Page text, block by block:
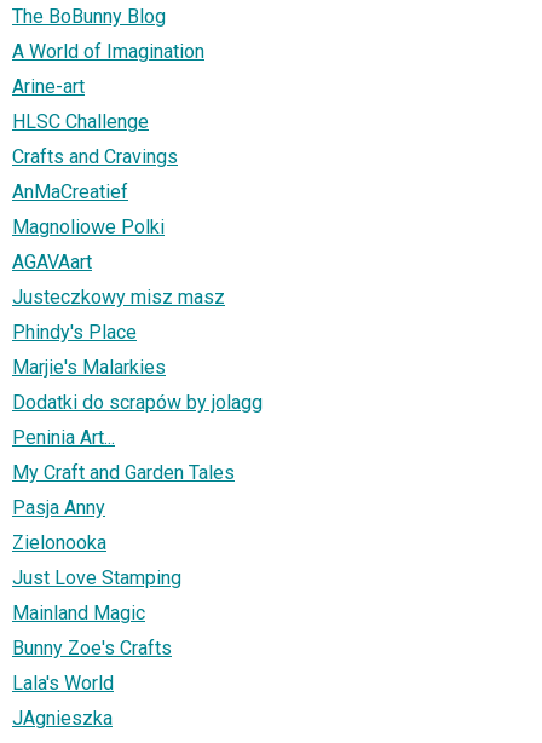
The BoBunny Blog
A World of Imagination
Arine-art
HLSC Challenge
Crafts and Cravings
AnMaCreatief
Magnoliowe Polki
AGAVAart
Justeczkowy misz masz
Phindy's Place
Marjie's Malarkies
Dodatki do scrapów by jolagg
Peninia Art...
My Craft and Garden Tales
Pasja Anny
Zielonooka
Just Love Stamping
Mainland Magic
Bunny Zoe's Crafts
Lala's World
JAgnieszka